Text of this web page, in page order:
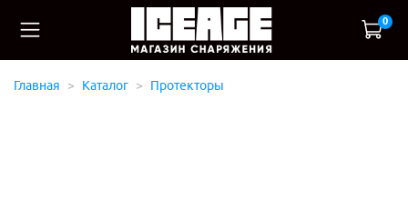
0
Главная Каталог Протекторы